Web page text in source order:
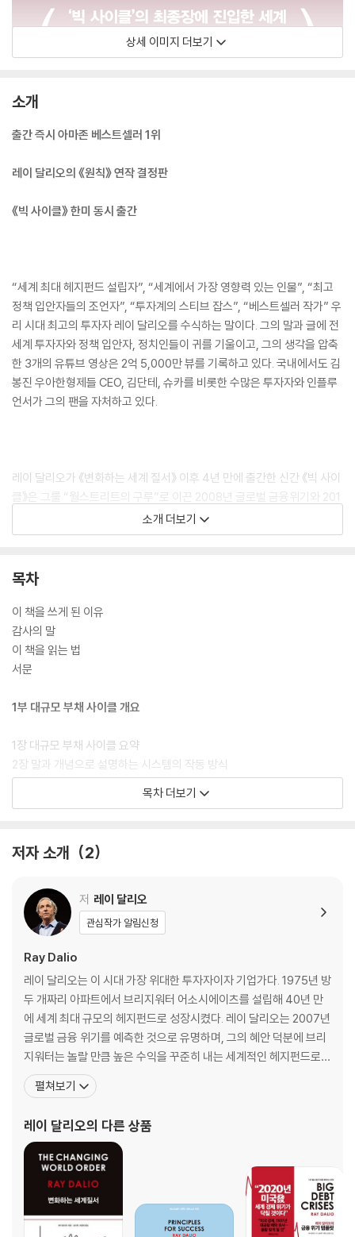
상세 이미지 더보기
소개
출간 즉시 아마존 베스트셀러 1위
레이 달리오의 《원칙》 연작 결정판
《빅 사이클》 한미 동시 출간
“세계 최대 헤지펀드 설립자”, “세계에서 가장 영향력 있는 인물”, “최고
정책 입안자들의 조언자”, “투자계의 스티브 잡스”, “베스트셀러 작가” 우
리 시대 최고의 투자자 레이 달리오를 수식하는 말이다. 그의 말과 글에 전
세계 투자자와 정책 입안자, 정치인들이 귀를 기울이고, 그의 생각을 압축
한 3개의 유튜브 영상은 2억 5,000만 뷰를 기록하고 있다. 국내에서도 김
봉진 우아한형제들 CEO, 김단테, 슈카를 비롯한 수많은 투자자와 인플루
언서가 그의 팬을 자처하고 있다.
레이 달리오가 《변화하는 세계 질서》 이후 4년 만에 출간한 신간 《빅 사이
클》은 그를 “월스트리트의 구루”로 이끈 2008년 글로벌 금융위기와 201
0~2012년 유럽 부채 위기 예측의 근거가 된 ‘대규모 부채 사이클’의 최종
단계에 대한 최초의 해설이자 빅 사이클을 항해하는 모든 이들을 위한 위
로운 예측이 담긴 이 책을 통해 독자들이 풍요로운 보상을 얻을 수 있기를
소개 더보기
목차
이 책을 쓰게 된 이유
감사의 말
이 책을 읽는 법
서문
1부 대규모 부채 사이클 개요
1장 대규모 부채 사이클 요약
2장 말과 개념으로 설명하는 시스템의 작동 방식
3장 숫자와 방정식으로 보는 부채의 작동 원리
4장 전형적 순서
6장 중앙은행으로의 위기 확산(단계5~6)
7장 이전의 대규모 부채 위기가 진정되고 새로운 균형에 도달해 새로운 사
이클이 시작된다(단계7~9)
8장 전반적인 빅 사이클
3부 과거에 대한 고찰
과거를 보면 미래를 알 수 있다
9장 1865년부터 1945년까지 요약
11장 1945년부터 1971년까지 - 연동(경화) 통화 시스템
13장 2008년부터 2020년까지 - 불환 화폐와 부채 화폐화
14장 2020년 이후 - 팬데믹과 대규모 재정 적자의 화폐화
15장 1945~1949년부터 현재까지 중국의 빅 사이클 개요
16장 일본의 사례와 교훈
4부 앞으로의 전망
목차 더보기
저자 소개 2
저 레이 달리오
관심작가 알림신청
Ray Dalio
레이 달리오는 이 시대 가장 위대한 투자자이자 기업가다. 1975년 방
두 개짜리 아파트에서 브리지워터 어소시에이츠를 설립해 40년 만
에 세계 최대 규모의 헤지펀드로 성장시켰다. 레이 달리오는 2007년
글로벌 금융 위기를 예측한 것으로 유명하며, 그의 혜안 덕분에 브리
지워터는 놀랄 만큼 높은 수익을 꾸준히 내는 세계적인 헤지펀드로
성장했다. 그는 타임지가 선정한 세계에서 가장 영향력 있는 100대
인물에 선정됐을 뿐만 아니라 포춘이 선정한 세계 100대 부자에 이
헤지펀드의 역사를 새롭게 썼다. ‘이코노미스
펼쳐보기
레이 달리오의 다른 상품